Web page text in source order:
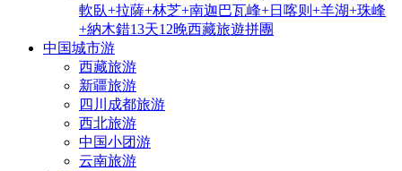
軟臥+拉薩+林芝+南迦巴瓦峰+日喀则+羊湖+珠峰
+納木錯13天12晚西藏旅遊拼團
中国城市游
西藏旅游
新疆旅游
四川成都旅游
西北旅游
中国小团游
云南旅游